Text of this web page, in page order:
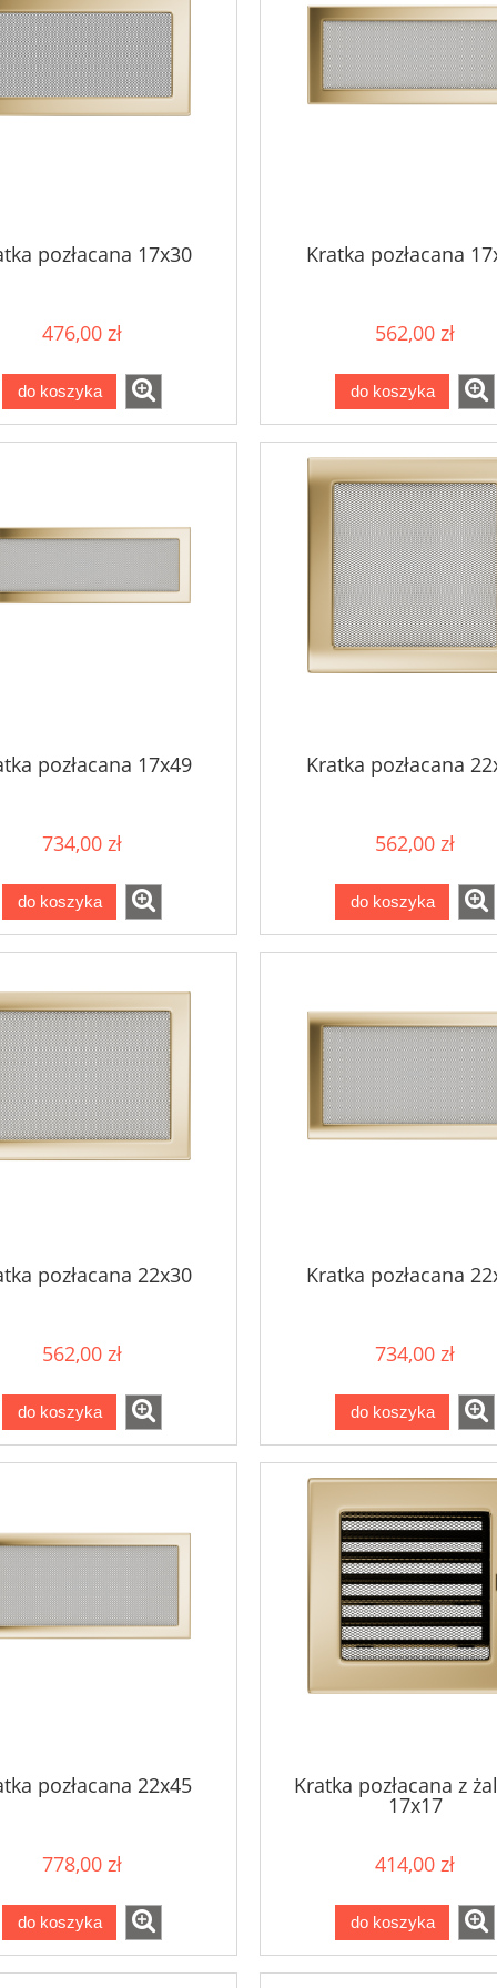
pozłacana 17x30
476,00 zł
do koszyka
Kratka pozłacana
562,00 zł
do koszyka
pozłacana 17x49
734,00 zł
do koszyka
Kratka pozłacana
562,00 zł
do koszyka
pozłacana 22x30
562,00 zł
do koszyka
Kratka pozłacana
734,00 zł
do koszyka
pozłacana 22x45
778,00 zł
do koszyka
Kratka pozłacana z
17x17
414,00 zł
do koszyka